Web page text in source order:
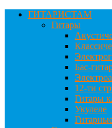
ГИТАРИСТАМ
Гитары
Бас-
12-ти
Гитары
Укулеле